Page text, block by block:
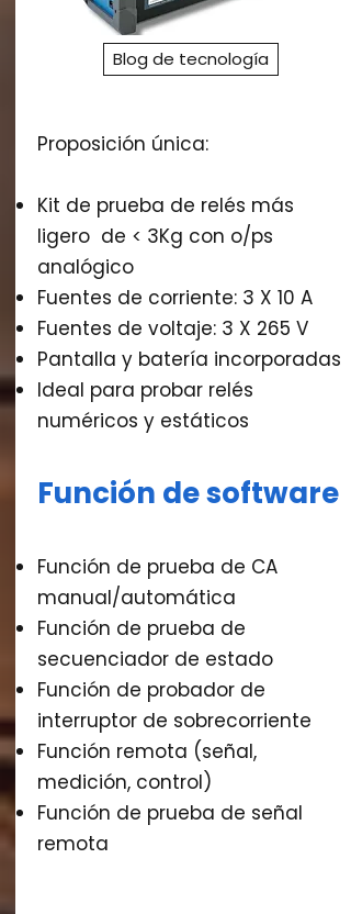
Blog de tecnología
Proposición única:
Kit de prueba de relés más
ligero de < 3Kg con o/ps
analógico
Fuentes de corriente: 3 X 10 A
Fuentes de voltaje: 3 X 265 V
Pantalla y batería incorporadas
Ideal para probar relés
numéricos y estáticos
Función de software
Función de prueba de CA
manual/automática
Función de prueba de
secuenciador de estado
Función de probador de
interruptor de sobrecorriente
Función remota (señal,
medición, control)
Función de prueba de señal
remota